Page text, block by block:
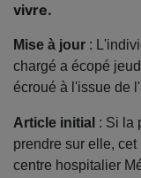
vivre.
Mise à jour :
chargé a écopé
écroué à l'issue de
Article initial : Si la
prendre sur elle,
centre hospitalier